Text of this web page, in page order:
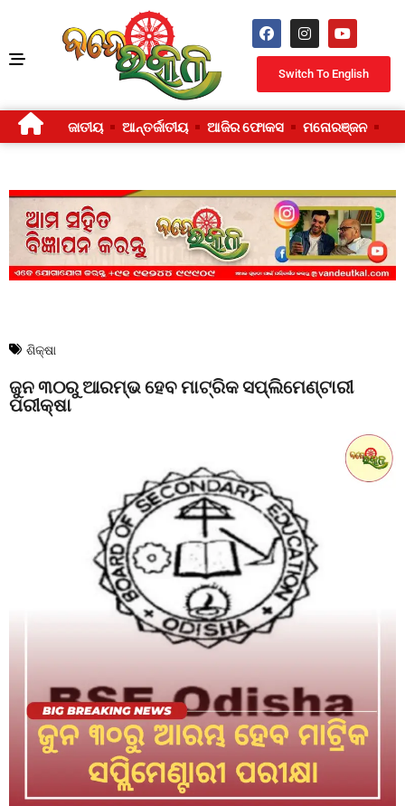
Switch To English
ଜାତୀୟ ଆନ୍ତର୍ଜାତୀୟ ଆଜିର ଫୋକସ ମନୋରଞ୍ଜନ
ଶିକ୍ଷା
ଜୁନ ୩୦ରୁ ଆରମ୍ଭ ହେବ ମାଟ୍ରିକ ସପ୍ଲିମେଣ୍ଟାରୀ
ପରୀକ୍ଷା